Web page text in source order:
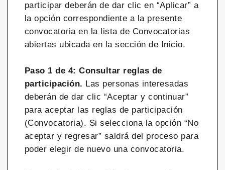
participar deberán de dar clic en “Aplicar” a
la opción correspondiente a la presente
convocatoria en la lista de Convocatorias
abiertas ubicada en la sección de Inicio.
Paso 1 de 4: Consultar reglas de
participación. Las personas interesadas
deberán de dar clic “Aceptar y continuar”
para aceptar las reglas de participación
(Convocatoria). Si selecciona la opción “No
aceptar y regresar” saldrá del proceso para
poder elegir de nuevo una convocatoria.